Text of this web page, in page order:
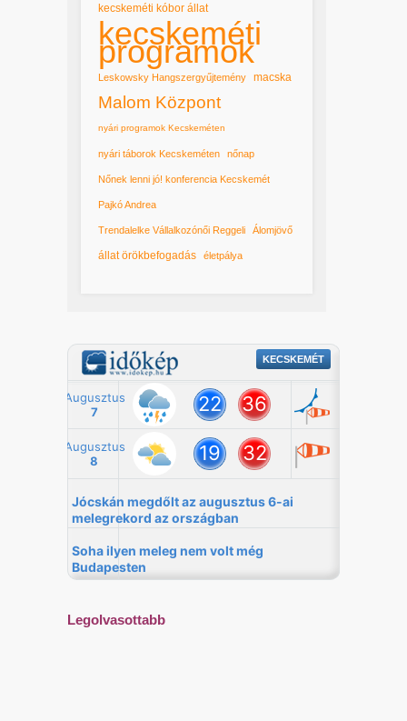
kecskeméti kóbor állat
kecskeméti
programok
Leskowsky Hangszergyűjtemény macska
Malom Központ
nyári programok Kecskeméten
nyári táborok Kecskeméten nőnap
Nőnek lenni jó! konferencia Kecskemét
Pajkó Andrea
Trendalelke Vállalkozónői Reggeli Álomjövő
állat örökbefogadás életpálya
Legolvasottabb